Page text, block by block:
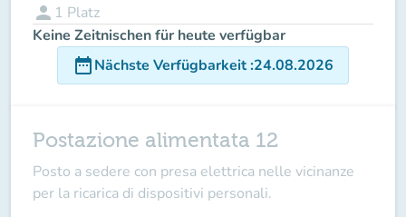
person 1 Platz
Keine Zeitnischen für heute verfügbar
date_rangeNächste Verfügbarkeit:24.08.2026
Postazione alimentata 12
Posto a sedere con presa elettrica nelle vicinanze
per la ricarica di dispositivi personali.